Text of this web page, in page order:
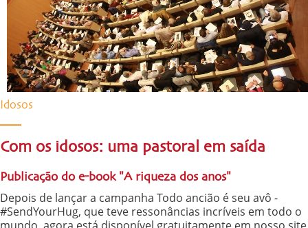
Idosos
Com os idosos: uma pastoral em saída
Publicação do e-book "A riqueza dos anos"
Depois de lançar a campanha Todo ancião é seu avô -
#SendYourHug, que teve ressonâncias incríveis em todo o